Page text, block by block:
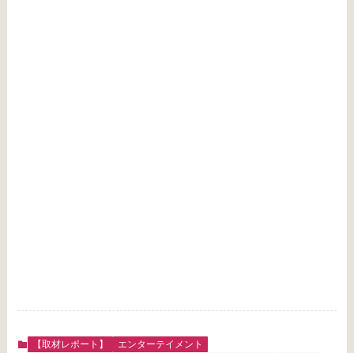
【取材レポート】
エンターテイメント